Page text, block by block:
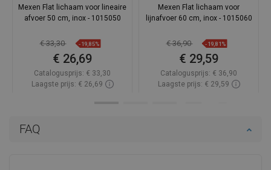
FAQ
Mexen Flat lichaam voor lineaire
afvoer 50 cm, inox - 1015050
€ 33,30 -19,85%
€ 26,69
Catalogusprijs: € 33,30
Laagste prijs: € 26,69
Mexen Flat lichaam voor
lijnafvoer 60 cm, inox - 1015060
€ 36,90 -19,81%
€ 29,59
Catalogusprijs: € 36,90
Laagste prijs: € 29,59